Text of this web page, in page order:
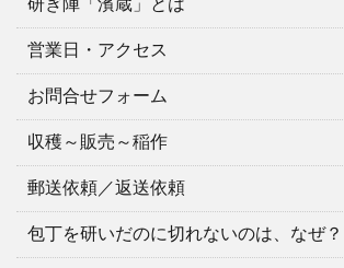
研ぎ陣「濱蔵」とは
営業日・アクセス
お問合せフォーム
収穫～販売～稲作
郵送依頼／返送依頼
包丁を研いだのに切れないのは、なぜ？